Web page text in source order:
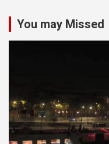
You may Missed